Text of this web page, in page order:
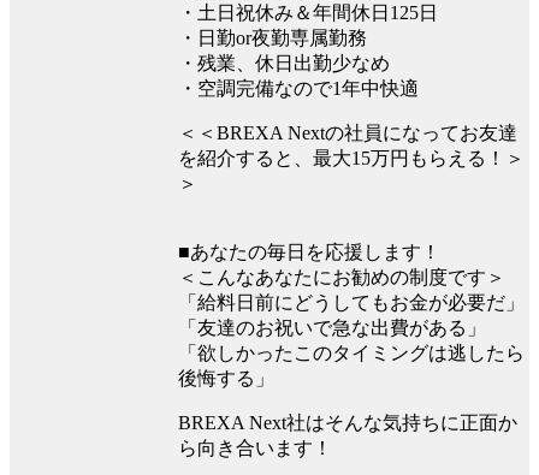
・土日祝休み＆年間休日125日
・日勤or夜勤専属勤務
・残業、休日出勤少なめ
・空調完備なので1年中快適
＜＜BREXA Nextの社員になってお友達
を紹介すると、最大15万円もらえる！＞
＞
■あなたの毎日を応援します！
＜こんなあなたにお勧めの制度です＞
「給料日前にどうしてもお金が必要だ」
「友達のお祝いで急な出費がある」
「欲しかったこのタイミングは逃したら
後悔する」
BREXA Next社はそんな気持ちに正面か
ら向き合います！